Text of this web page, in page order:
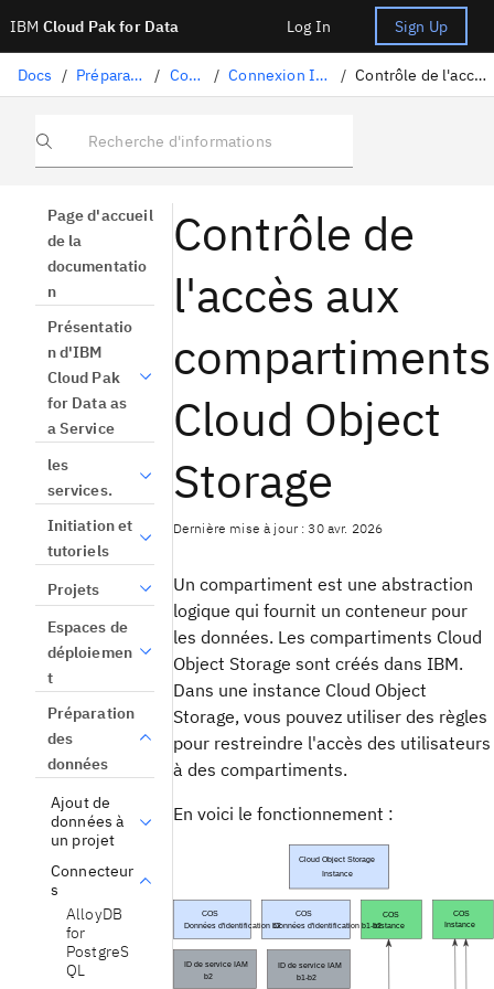
IBM Cloud Pak for Data Log In Sign Up
Docs / Préparation des données / Connecteurs / Connexion IBM Cloud Object Storage / Contrôle de l'accès aux compartiments Cloud Object Storage
Recherche d'informations
Page d'accueil
de la
documentatio
n
Présentatio
n d'IBM
Cloud Pak
for Data as
a Service
les
services.
Initiation et
tutoriels
Projets
Espaces de
déploiemen
t
Préparation
des
données
Ajout de
données à
un projet
Connecteur
s
AlloyDB
for
PostgreS
QL
Contrôle de
l'accès aux
compartiments
Cloud Object
Storage
Dernière mise à jour : 30 avr. 2026
Un compartiment est une abstraction
logique qui fournit un conteneur pour
les données. Les compartiments Cloud
Object Storage sont créés dans IBM.
Dans une instance Cloud Object
Storage, vous pouvez utiliser des règles
pour restreindre l'accès des utilisateurs
à des compartiments.
En voici le fonctionnement :